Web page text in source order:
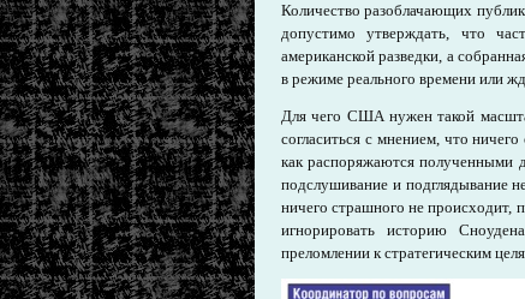
Количество разоблачающих
допустимо утверждать, что
американской разведки, а
в режиме реального времени или
Для чего США нужен такой
согласиться с мнением, что
как распоряжаются полученными
подслушивание и подглядывание
ничего страшного не происходит,
игнорировать историю
преломлении к стратегическим